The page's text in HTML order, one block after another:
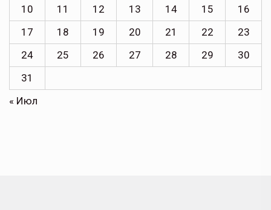
10
11 12 13 14 15
16
17
18 19 20 21 22
23
24
25 26 27 28 29
30
31
« Июл